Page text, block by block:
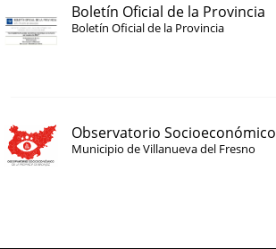
Boletín Oficial de la Provincia
Boletín Oficial de la Provincia
Observatorio Socioeconómico
Municipio de Villanueva del Fresno